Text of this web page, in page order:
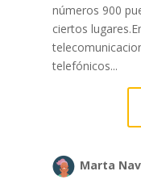
números 900
ciertos
telefónicos...
Marta